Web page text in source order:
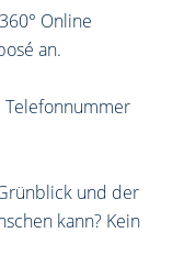
Online
an.
und der
kann? Kein